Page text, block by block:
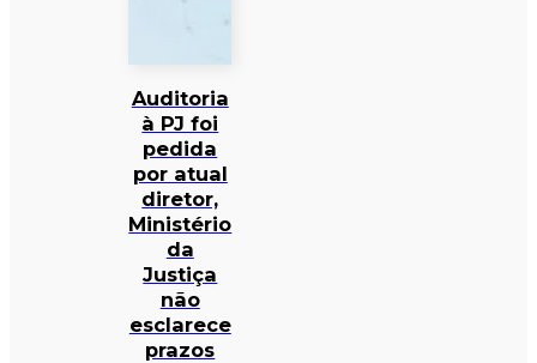
Auditoria
à PJ foi
pedida
por atual
diretor,
Ministério
da
Justiça
não
esclarece
prazos